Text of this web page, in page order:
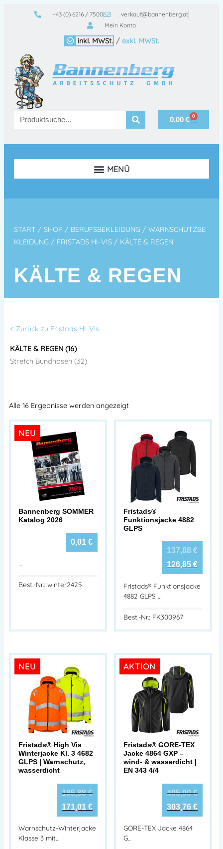
+43 (0) 6216 / 7500
verkauf@bannenberg.at
Mein Konto
inkl. MWSt. / exkl. MWSt.
0,00 € 0
START / SHOP / BERUFSBEKLEIDUNG / WARNSCHUTZBE
KLEIDUNG / FRISTADS HI-VIS / KÄLTE & REGEN
KÄLTE & REGEN
< Zurück zu Fristads HI-Vis
KÄLTE & REGEN (16)
Stretch Bundhosen (32)
Alle 16 Ergebnisse werden angezeigt
NEU
Bannenberg SOMMER
Katalog 2026
0,01 €
…
Best.-Nr.: winter2425
Fristads®
Funktionsjacke 4882
GLPS
137,88€
126,85 €
Fristads® Funktionsjacke
4882 GLPS …
Best.-Nr.: FK300967
NEU
Fristads® High Vis
Winterjacke Kl. 3 4682
GLPS | Warnschutz,
wasserdicht
185,88€
171,01 €
Warnschutz-Winterjacke
Klasse 3 mit…
AKTION
Fristads® GORE-TEX
Jacke 4864 GXP –
wind- & wasserdicht |
EN 343 4/4
405,00€
303,76 €
GORE-TEX Jacke 4864
G…